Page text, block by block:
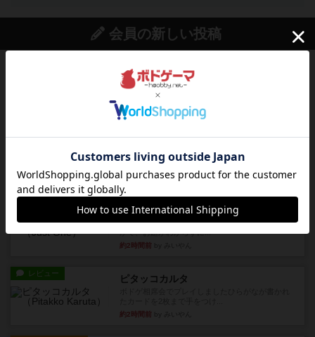
会員の新しい投稿
ヘックメック
サイコロゲームです1から5までの数字と芋虫がか
かれたダイス。これを振っ...
約1時間前by みいやん
レビュー ハゲタカのえじき
超有名なゲームですが、初めてプレイしました。1
から15までのカードがプ...
約2時間前 by みいやん
ジャスト・ワン
まぁ面白かった‼️よくテレビとかのバラエティなん
かで、お題がわからずに...
約2時間前
レビュー ピタッコカルタ
約2時間前